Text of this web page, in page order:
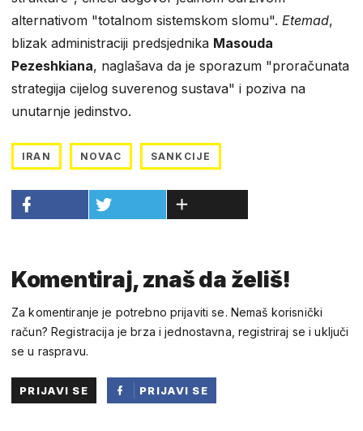
alternativom "totalnom sistemskom slomu". Etemad,
blizak administraciji predsjednika Masouda
Pezeshkiana, naglašava da je sporazum "proračunata
strategija cijelog suverenog sustava" i poziva na
unutarnje jedinstvo.
IRAN NOVAC SANKCIJE
Komentiraj, znaš da želiš!
Za komentiranje je potrebno prijaviti se. Nemaš korisnički
račun? Registracija je brza i jednostavna, registriraj se i uključi
se u raspravu.
PRIJAVI SE
PRIJAVI SE